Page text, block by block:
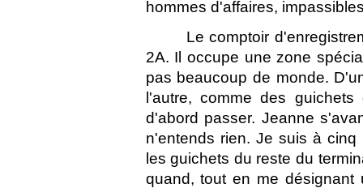
hommes d'affaires,
Le comptoir
2A. Il occupe une zone
pas beaucoup de monde.
l'autre, comme des
d'abord passer. Jeanne
n'entends rien. Je suis à
les guichets du reste du
quand, tout en me